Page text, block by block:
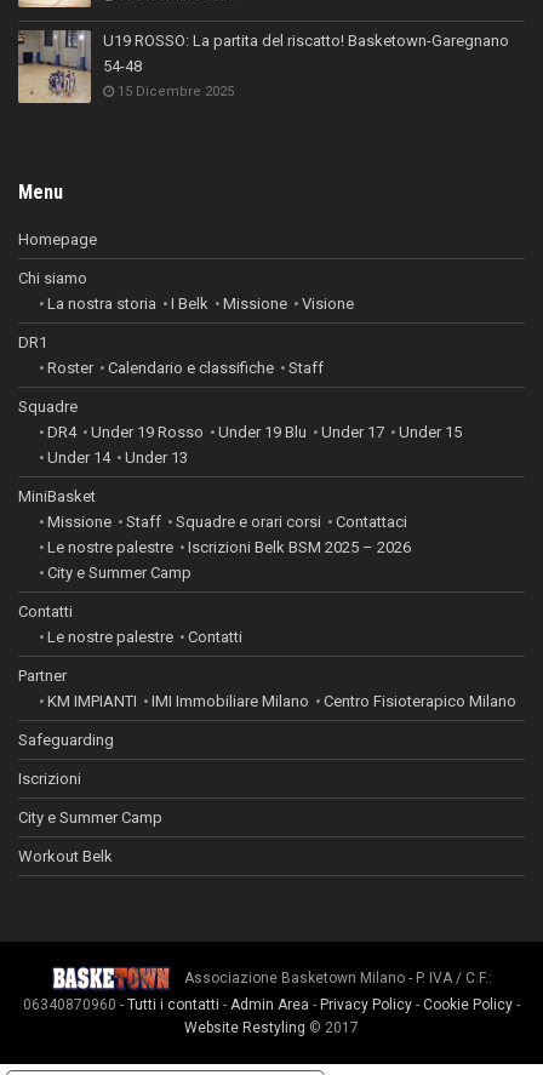
U19 ROSSO: La partita del riscatto! Basketown-Garegnano
54-48
15 Dicembre 2025
Menu
Homepage
Chi siamo
La nostra storia
I Belk Missione Visione
DR1
Roster
Calendario e classifiche Staff
Squadre
DR4
Under 19 Rosso Under 19 Blu Under 17
Under 15
Under 14
Under 13
MiniBasket
Missione
Staff Squadre e orari corsi
Contattaci
Le nostre palestre
Iscrizioni Belk BSM 2025 – 2026
City e Summer Camp
Contatti
Le nostre palestre
Contatti
Partner
KM IMPIANTI
IMI Immobiliare Milano Centro Fisioterapico Milano
Safeguarding
Iscrizioni
City e Summer Camp
Workout Belk
Associazione Basketown Milano - P. IVA / C.F.:
06340870960 - Tutti i contatti - Admin Area - Privacy Policy - Cookie Policy -
Website Restyling © 2017